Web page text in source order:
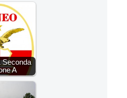
Seconda
A